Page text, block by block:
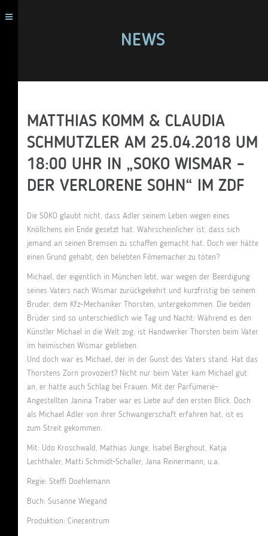
NEWS
MATTHIAS KOMM & CLAUDIA
SCHMUTZLER AM 25.04.2018 UM
18:00 UHR IN „SOKO WISMAR –
DER VERLORENE SOHN“ IM ZDF
Die SOKO glaubt nicht, dass Adler seinem Leben wegen eines
Knöllchens ein Ende gesetzt hat. Wahrscheinlicher ist, dass sich
jemand an seinen Bremsen zu schaffen gemacht hat. Doch wer hätte
einen Grund gehabt, den beliebten Filmemacher zu töten?
Michael, der eigentlich in München lebt, war wegen der Beerdigung
seines Vaters nach Wismar zurückgekehrt und kurzfristig bei seinem
Bruder, dem Kfz-Mechaniker Thorsten, untergekommen. Die beiden
Brüder sind so unterschiedlich wie Tag und Nacht: Während es den
Künstler Michael in die Welt zog, ist Handwerker Thorsten beim Vater
im heimischen Wismar geblieben.
Und doch war es Michael, der in der Gunst des Vaters stand. Hat das
Thorstens Zorn provoziert? Nicht nur beim Vater kam Michael gut
an, er hatte auch Schlag bei Frauen. Mit der Parfümerie-
Angestellten Janina Traber war es Liebe auf den ersten Blick. Doch
als Michael Adler von ihrer Schwangerschaft erfahren hat, ist es
zum Streit gekommen.
Mit: Udo Kroschwald, Mathias Junge, Isabel Berghout, Katja
Lechthaler, Matti Schmidt-Schaller, Jana Reinermann, u.a.
Regie: Steffi Doehlemann
Buch: Susanne Wiegand
Produktion: Cinecentrum